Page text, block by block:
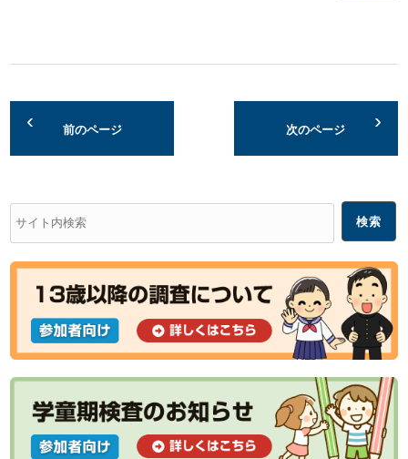
前のページ 次のページ